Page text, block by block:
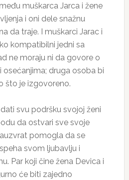
muškarca Jarca i žene
i oni dele snažnu
da traje. I muškarci Jarac i
kompatibilni jedni sa
ne moraju ni da govore o
druga osoba bi
što je izgovoreno.
svu podršku svojoj ženi
da ostvari sve svoje
pomogla da se
svom ljubavlju i
Par koji čine žena Devica i
će biti zajedno